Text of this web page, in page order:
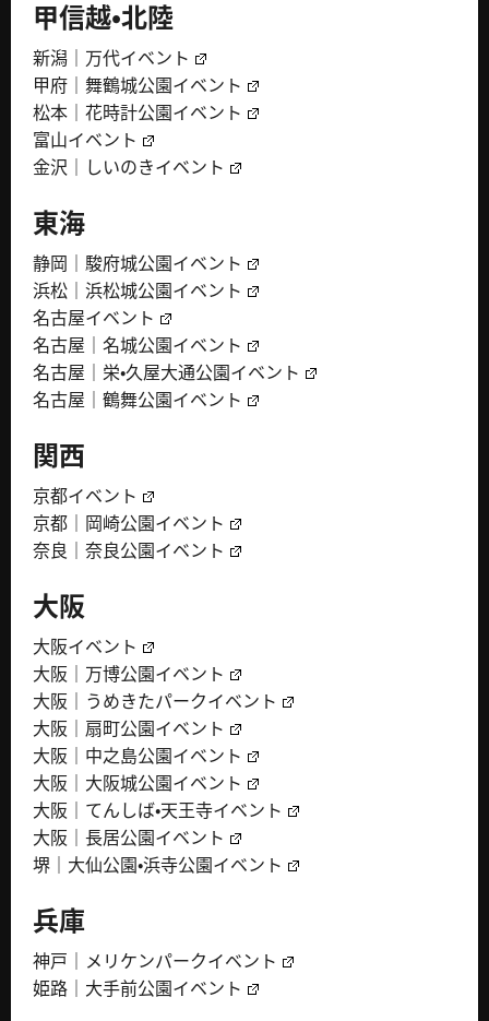
甲信越・北陸
新潟｜万代イベント
甲府｜舞鶴城公園イベント
松本｜花時計公園イベント
富山イベント
金沢｜しいのきイベント
東海
静岡｜駿府城公園イベント
浜松｜浜松城公園イベント
名古屋イベント
名古屋｜名城公園イベント
名古屋｜栄・久屋大通公園イベント
名古屋｜鶴舞公園イベント
関西
京都イベント
京都｜岡崎公園イベント
奈良｜奈良公園イベント
大阪
大阪イベント
大阪｜万博公園イベント
大阪｜うめきたパークイベント
大阪｜扇町公園イベント
大阪｜中之島公園イベント
大阪｜大阪城公園イベント
大阪｜てんしば・天王寺イベント
大阪｜長居公園イベント
堺｜大仙公園・浜寺公園イベント
兵庫
神戸｜メリケンパークイベント
姫路｜大手前公園イベント